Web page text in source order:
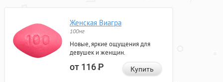
Женская Виагра
100мг
Новые, яркие ощущения для
девушек и женщин.
от 116Р Купить